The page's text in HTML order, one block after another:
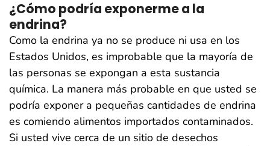
¿Cómo podría exponerme a la
endrina?
Como la endrina ya no se produce ni usa en los
Estados Unidos, es improbable que la mayoría de
las personas se expongan a esta sustancia
química. La manera más probable en que usted se
podría exponer a pequeñas cantidades de endrina
es comiendo alimentos importados contaminados.
Si usted vive cerca de un sitio de desechos